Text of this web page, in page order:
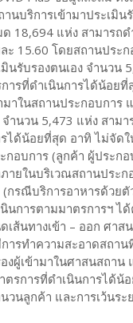
บริการเข้ามาประเมิน
18,694 แห่ง สามารถด
15.60 โดยสถานประก
มินรับรองตนเอง จำนวน
ารที่ดำเนินการได้น้อย
าในสถานประกอบการ
ำนวน 5,473 แห่ง สาม
ได้น้อยที่สุด อาทิ ไม่จัด
อบการ (ลูกค้า ผู้ประก
ายในบริเวณสถานประก
รณีบริการอาหารด้วยตั
นการตามมาตรการฯ ไ
ส้นทางเข้า – ออก ศาส
ารทำความสะอาดสถา
งผู้เข้ามาในศาสนสถาน
ตรการที่ดำเนินการได้น้
นลูกค้า และการเว้นระ